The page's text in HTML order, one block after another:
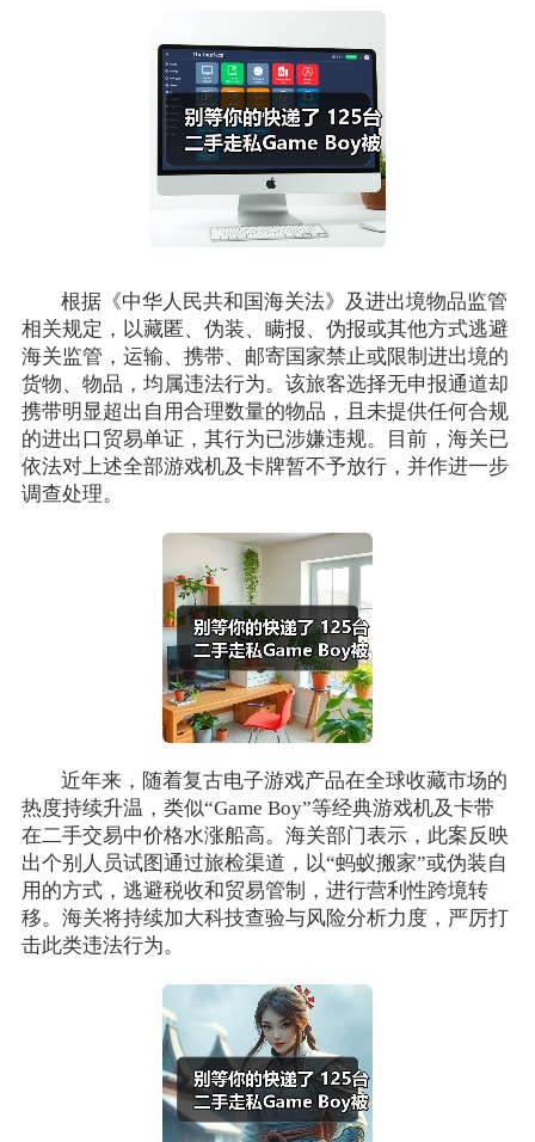
根据《中华人民共和国海关法》及进出境物品监管
相关规定，以藏匿、伪装、瞒报、伪报或其他方式逃避
海关监管，运输、携带、邮寄国家禁止或限制进出境的
货物、物品，均属违法行为。该旅客选择无申报通道却
携带明显超出自用合理数量的物品，且未提供任何合规
的进出口贸易单证，其行为已涉嫌违规。目前，海关已
依法对上述全部游戏机及卡牌暂不予放行，并作进一步
调查处理。
近年来，随着复古电子游戏产品在全球收藏市场的
热度持续升温，类似“Game Boy”等经典游戏机及卡带
在二手交易中价格水涨船高。海关部门表示，此案反映
出个别人员试图通过旅检渠道，以“蚂蚁搬家”或伪装自
用的方式，逃避税收和贸易管制，进行营利性跨境转
移。海关将持续加大科技查验与风险分析力度，严厉打
击此类违法行为。